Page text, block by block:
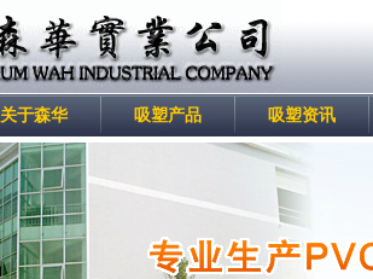
关于森华 吸塑产品 吸塑资讯